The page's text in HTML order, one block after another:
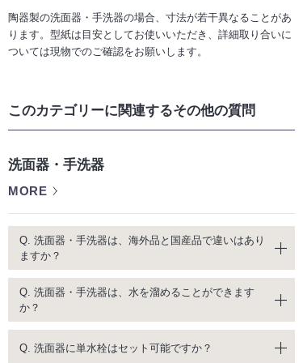
陶器製の洗面器・手洗器の場合、寸法が若干異なることがあ
ります。型紙は目安としてお使いいただき、詳細取り合いに
ついては現物でのご確認をお願いします。
このカテゴリーに関連するその他の質問
洗面器・手洗器
MORE
Q. 洗面器・手洗器は、海外品と国産品で違いはあり
ますか？
Q. 洗面器・手洗器は、水を溜めることができます
か？
Q. 洗面器に単水栓はセット可能ですか？